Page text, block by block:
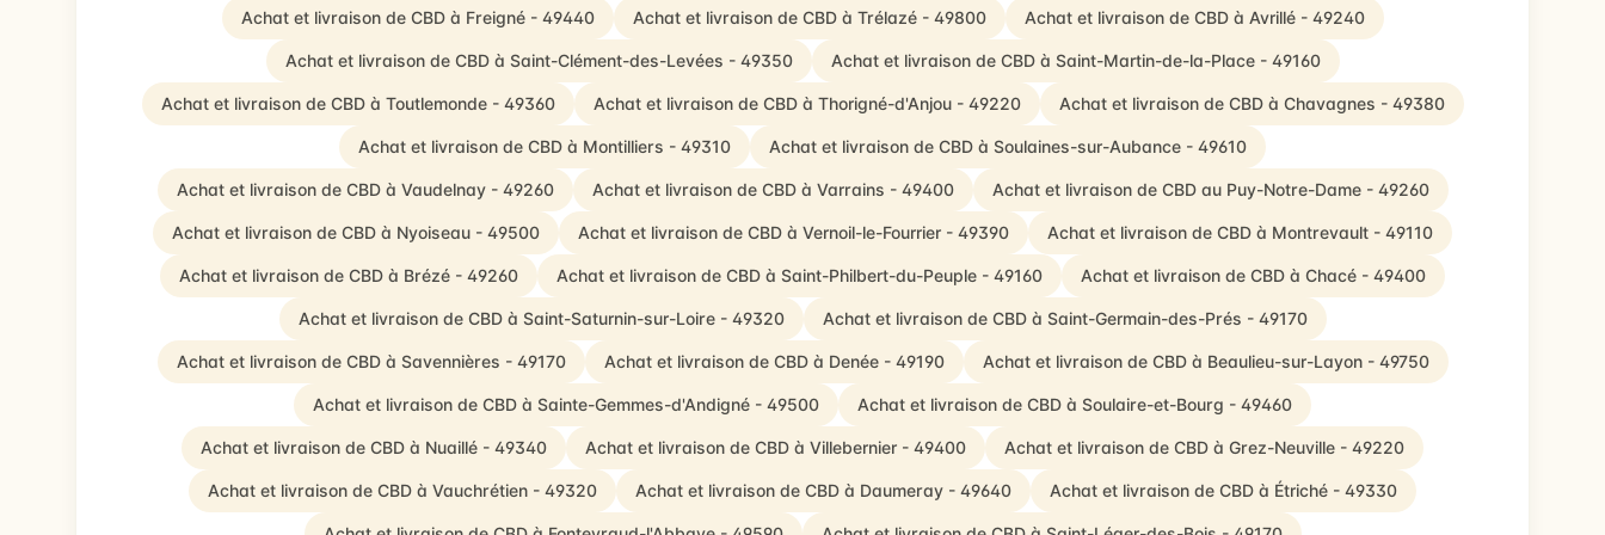
Achat et livraison de CBD à Freigné - 49440 Achat et livraison de CBD à Trélazé - 49800 Achat et livraison de CBD à Avrillé - 49240
Achat et livraison de CBD à Saint-Clément-des-Levées - 49350 Achat et livraison de CBD à Saint-Martin-de-la-Place - 49160
Achat et livraison de CBD à Toutlemonde - 49360 Achat et livraison de CBD à Thorigné-d'Anjou - 49220 Achat et livraison de CBD à Chavagnes - 49380
Achat et livraison de CBD à Montilliers - 49310 Achat et livraison de CBD à Soulaines-sur-Aubance - 49610
Achat et livraison de CBD à Vaudelnay - 49260 Achat et livraison de CBD à Varrains - 49400 Achat et livraison de CBD au Puy-Notre-Dame - 49260
Achat et livraison de CBD à Nyoiseau - 49500 Achat et livraison de CBD à Vernoil-le-Fourrier - 49390 Achat et livraison de CBD à Montrevault - 49110
Achat et livraison de CBD à Brézé - 49260 Achat et livraison de CBD à Saint-Philbert-du-Peuple - 49160 Achat et livraison de CBD à Chacé - 49400
Achat et livraison de CBD à Saint-Saturnin-sur-Loire - 49320 Achat et livraison de CBD à Saint-Germain-des-Prés - 49170
Achat et livraison de CBD à Savennières - 49170 Achat et livraison de CBD à Denée - 49190 Achat et livraison de CBD à Beaulieu-sur-Layon - 49750
Achat et livraison de CBD à Sainte-Gemmes-d'Andigné - 49500 Achat et livraison de CBD à Soulaire-et-Bourg - 49460
Achat et livraison de CBD à Nuaillé - 49340 Achat et livraison de CBD à Villebernier - 49400 Achat et livraison de CBD à Grez-Neuville - 49220
Achat et livraison de CBD à Vauchrétien - 49320 Achat et livraison de CBD à Daumeray - 49640 Achat et livraison de CBD à Étriché - 49330